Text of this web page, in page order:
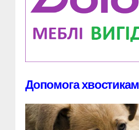
Допомога хвостикам